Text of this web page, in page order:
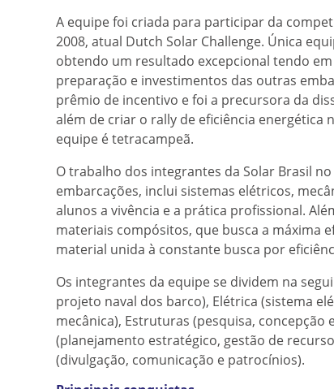
A equipe foi criada para participar da
2008, atual Dutch Solar Challenge. Única
obtendo um resultado excepcional tendo
preparação e investimentos das outras
prêmio de incentivo e foi a precursora da
além de criar o rally de eficiência energética
equipe é tetracampeã.
O trabalho dos integrantes da Solar Brasil
embarcações, inclui sistemas elétricos,
alunos a vivência e a prática profissional.
materiais compósitos, que busca a máxima
material unida à constante busca por
Os integrantes da equipe se dividem na
projeto naval dos barco), Elétrica (sistema
mecânica), Estruturas (pesquisa,
(planejamento estratégico, gestão de
(divulgação, comunicação e patrocínios).